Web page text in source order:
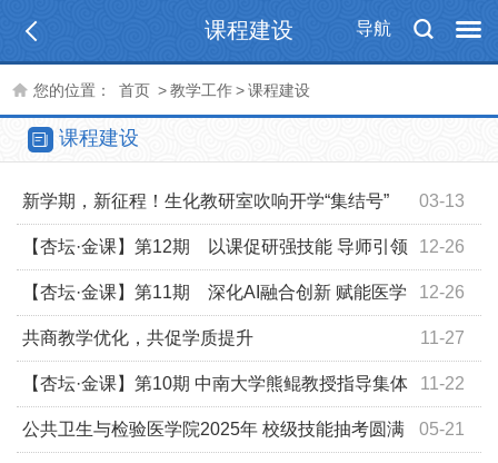
导航
课程建设
您的位置： 首页 >教学工作>课程建设
课程建设
03-13
新学期，新征程！生化教研室吹响开学“集结号”
12-26
【杏坛·金课】第12期 以课促研强技能 导师引领
共成长 12-26
【杏坛·金课】第11期 深化AI融合创新 赋能医学
教育未来 11-27
共商教学优化，共促学质提升
11-22
【杏坛·金课】第10期 中南大学熊鲲教授指导集体
备课 05-21
公共卫生与检验医学院2025年 校级技能抽考圆满